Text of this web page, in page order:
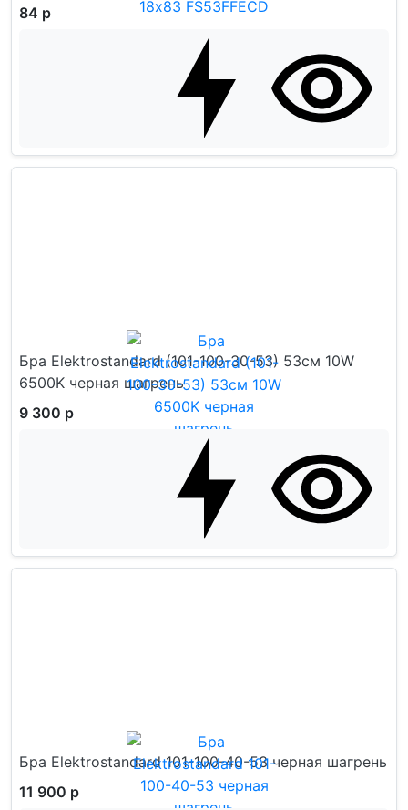
84 р
Бра Elektrostandard (101-100-30-53) 53см 10W
6500K черная шагрень
9 300 р
Бра Elektrostandard 101-100-40-53 черная шагрень
11 900 р